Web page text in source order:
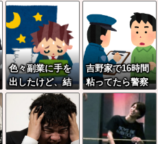
色々副業に手を
出したけど、結
局残業するのが1
番稼げるな
吉野家で16時間
粘ってたら警察
呼ばれたんだが
ｗｗｗｗｗｗ